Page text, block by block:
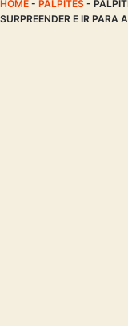
HOME - PALPITES -
SURPREENDER E IR PARA